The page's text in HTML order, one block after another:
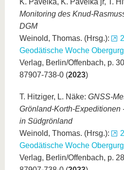
K. Pavelka, K. Pavelka jr, T.
Monitoring des Knud-
DGM
Weinold, Thomas. (Hrsg.):
Geodätische Woche
Verlag, Berlin/Offenbach, p.
87907-738-0 (2023)
T. Hitziger, L. Näke: GNSS-
Grönland-Korth-Expeditionen
in Südgrönland
Weinold, Thomas. (Hrsg.):
Geodätische Woche
Verlag, Berlin/Offenbach, p.